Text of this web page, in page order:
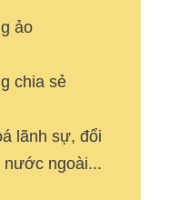
ảo
chia sẻ
lãnh sự, đổi
nước ngoài...